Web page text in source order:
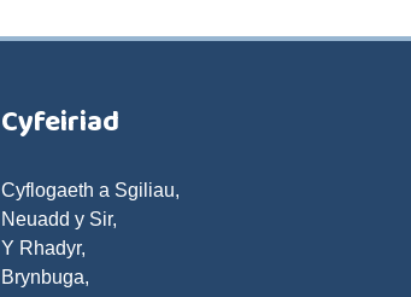
Cyfeiriad
Cyflogaeth a Sgiliau,
Neuadd y Sir,
Y Rhadyr,
Brynbuga,